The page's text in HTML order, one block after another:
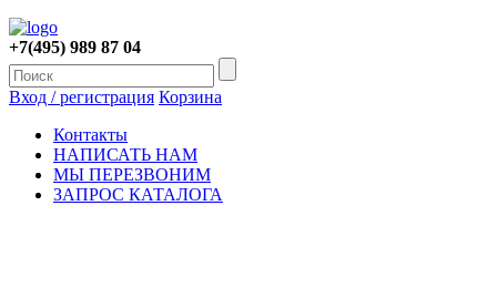
+7(495) 989 87 04
Вход / регистрация Корзина
Контакты
НАПИСАТЬ НАМ
МЫ ПЕРЕЗВОНИМ
ЗАПРОС КАТАЛОГА